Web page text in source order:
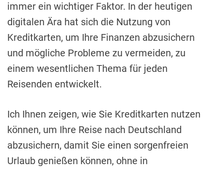
immer ein wichtiger Faktor. In der heutigen
digitalen Ära hat sich die Nutzung von
Kreditkarten, um Ihre Finanzen abzusichern
und mögliche Probleme zu vermeiden, zu
einem wesentlichen Thema für jeden
Reisenden entwickelt.
Ich Ihnen zeigen, wie Sie Kreditkarten nutzen
können, um Ihre Reise nach Deutschland
abzusichern, damit Sie einen sorgenfreien
Urlaub genießen können, ohne in